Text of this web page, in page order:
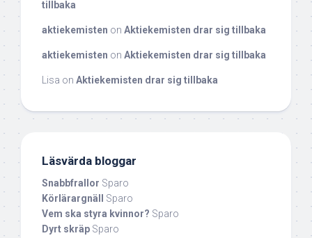
tillbaka
aktiekemisten on Aktiekemisten drar sig tillbaka
aktiekemisten on Aktiekemisten drar sig tillbaka
Lisa on Aktiekemisten drar sig tillbaka
Läsvärda bloggar
Snabbfrallor Sparo
Körlärargnäll
Sparo
Vem ska styra kvinnor? Sparo
Dyrt skräp Sparo